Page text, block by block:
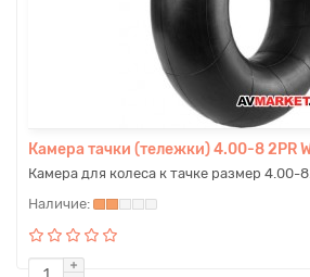
Камера тачки (тележки) 4.00-8 2PR
Камера для колеса к тачке размер 4.00-